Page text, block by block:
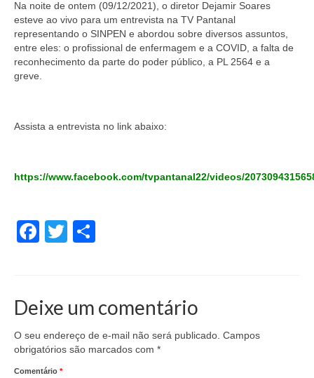
Doc. Publicados
Notícias
Contato
Na noite de ontem (09/12/2021), o diretor Dejamir Soares
esteve ao vivo para um entrevista na TV Pantanal
representando o SINPEN e abordou sobre diversos assuntos,
entre eles: o profissional de enfermagem e a COVID, a falta de
reconhecimento da parte do poder público, a PL 2564 e a
greve.
Assista a entrevista no link abaixo:
https://www.facebook.com/tvpantanal22/videos/
Facebook
Twitter
Deixe um comentário
O seu endereço de e-mail não será publicado. Campos
obrigatórios são marcados com *
Comentário *